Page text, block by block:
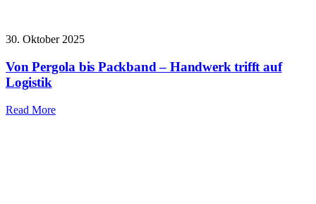
30. Oktober 2025
Von Pergola bis Packband – Handwerk trifft auf
Logistik
Read More